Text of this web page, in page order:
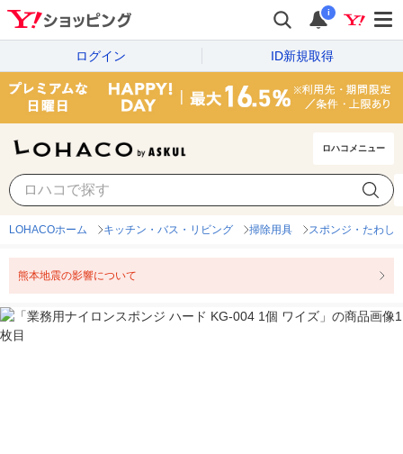
i
ログイン ID新規取得
ロハコメニュー
LOHACOホーム キッチン・バス・リビング 掃除用具 スポンジ・たわし
熊本地震の影響について